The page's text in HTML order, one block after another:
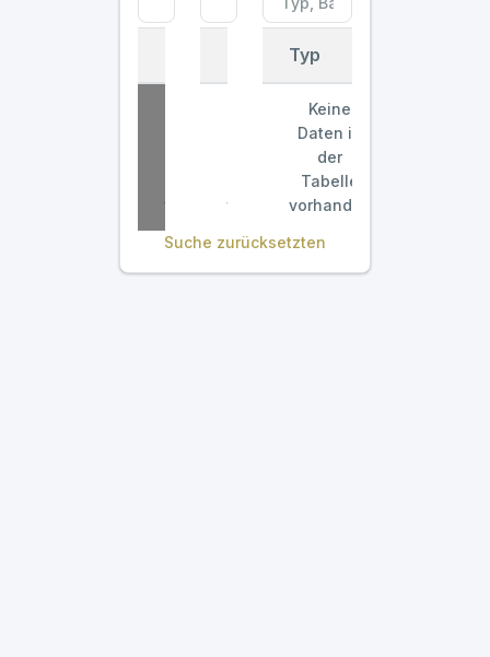
vorhanden
Daten in
vorhanden
Typ
Typ
Keine
Daten in
der
Tabelle
vorhanden
Suche zurücksetzten